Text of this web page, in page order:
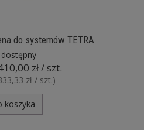
do systemów TETRA
dostępny
zł / szt.
zł / szt.)
koszyka